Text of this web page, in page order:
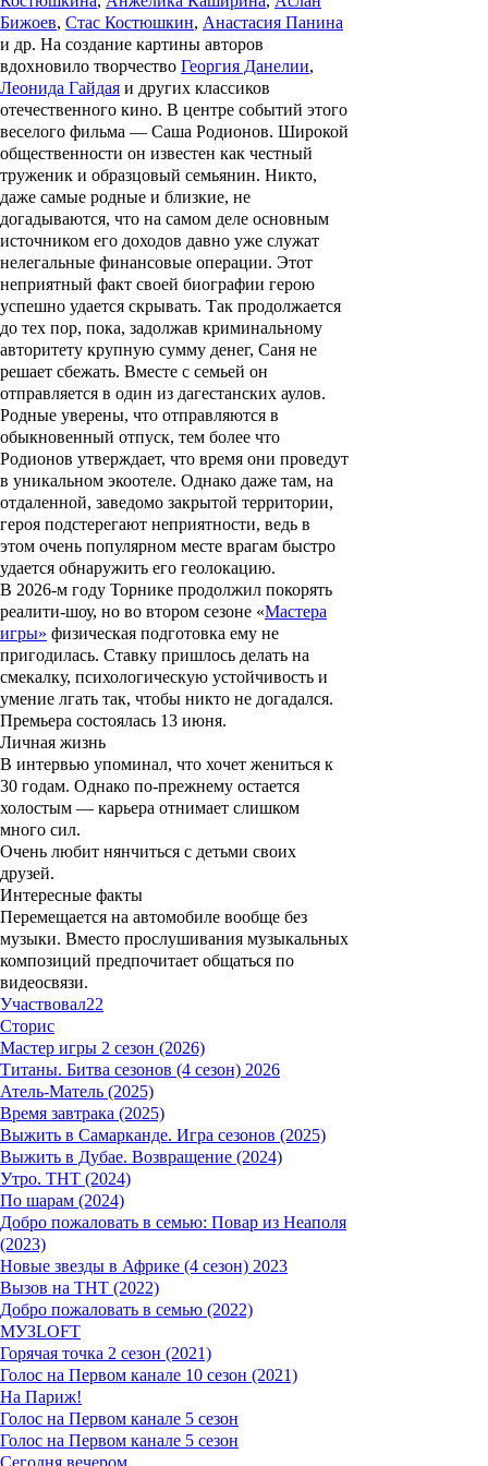
Бижоев, Стас Костюшкин, Анастасия Панина
и др. На создание картины авторов
вдохновило творчество Георгия Данелии,
Леонида Гайдая и других классиков
отечественного кино. В центре событий этого
веселого фильма — Саша Родионов. Широкой
общественности он известен как честный
труженик и образцовый семьянин. Никто,
даже самые родные и близкие, не
догадываются, что на самом деле основным
источником его доходов давно уже служат
нелегальные финансовые операции. Этот
неприятный факт своей биографии герою
успешно удается скрывать. Так продолжается
до тех пор, пока, задолжав криминальному
авторитету крупную сумму денег, Саня не
решает сбежать. Вместе с семьей он
отправляется в один из дагестанских аулов.
Родные уверены, что отправляются в
обыкновенный отпуск, тем более что
Родионов утверждает, что время они проведут
в уникальном экоотеле. Однако даже там, на
отдаленной, заведомо закрытой территории,
героя подстерегают неприятности, ведь в
этом очень популярном месте врагам быстро
удается обнаружить его геолокацию.
В 2026-м году Торнике продолжил покорять
реалити-шоу, но во втором сезоне «Мастера
игры» физическая подготовка ему не
пригодилась. Ставку пришлось делать на
смекалку, психологическую устойчивость и
умение лгать так, чтобы никто не догадался.
Премьера состоялась 13 июня.
Личная жизнь
В интервью упоминал, что хочет жениться к
30 годам. Однако по-прежнему остается
холостым — карьера отнимает слишком
много сил.
Очень любит нянчиться с детьми своих
друзей.
Интересные факты
Перемещается на автомобиле вообще без
музыки. Вместо прослушивания музыкальных
композиций предпочитает общаться по
видеосвязи.
Участвовал22
Сторис
Мастер игры 2 сезон (2026)
Титаны. Битва сезонов (4 сезон) 2026
Атель-Матель (2025)
Время завтрака (2025)
Выжить в Самарканде. Игра сезонов (2025)
Выжить в Дубае. Возвращение (2024)
Утро. ТНТ (2024)
По шарам (2024)
Добро пожаловать в семью: Повар из Неаполя
(2023)
Новые звезды в Африке (4 сезон) 2023
Вызов на ТНТ (2022)
Добро пожаловать в семью (2022)
МУЗLOFT
Горячая точка 2 сезон (2021)
Голос на Первом канале 10 сезон (2021)
На Париж!
Голос на Первом канале 5 сезон
Голос на Первом канале 5 сезон